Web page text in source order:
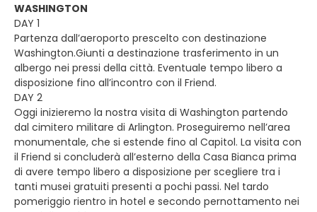
WASHINGTON
DAY 1
Partenza dall’aeroporto prescelto con destinazione
Washington.Giunti a destinazione trasferimento in un
albergo nei pressi della città. Eventuale tempo libero a
disposizione fino all’incontro con il Friend.
DAY 2
Oggi inizieremo la nostra visita di Washington partendo
dal cimitero militare di Arlington. Proseguiremo nell’area
monumentale, che si estende fino al Capitol. La visita con
il Friend si concluderà all’esterno della Casa Bianca prima
di avere tempo libero a disposizione per scegliere tra i
tanti musei gratuiti presenti a pochi passi. Nel tardo
pomeriggio rientro in hotel e secondo pernottamento nei